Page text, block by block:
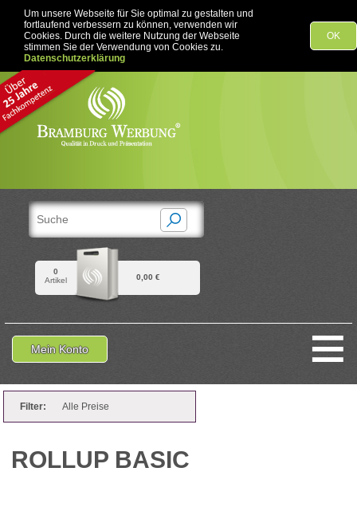
Um unsere Webseite für Sie optimal zu gestalten und
fortlaufend verbessern zu können, verwenden wir
Cookies. Durch die weitere Nutzung der Webseite
stimmen Sie der Verwendung von Cookies zu.
Datenschutzerklärung
OK
0
Artikel
0,00 €
Mein Konto ≡
Filter: Alle Preise
ROLLUP BASIC